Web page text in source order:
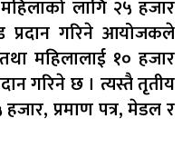
लागि २५ हजार
प्रदान गरिने आयोजकले
महिलालाई १० हजार
गरिने छ । त्यस्तै तृतीय
प्रमाण पत्र, मेडल र